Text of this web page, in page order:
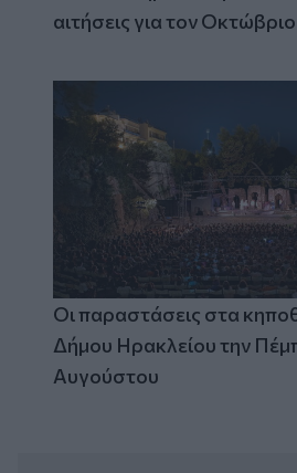
αιτήσεις για τον
Οι παραστάσεις στα
Δήμου Ηρακλείου την
Αυγούστου